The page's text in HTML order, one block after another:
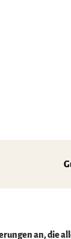
an, die